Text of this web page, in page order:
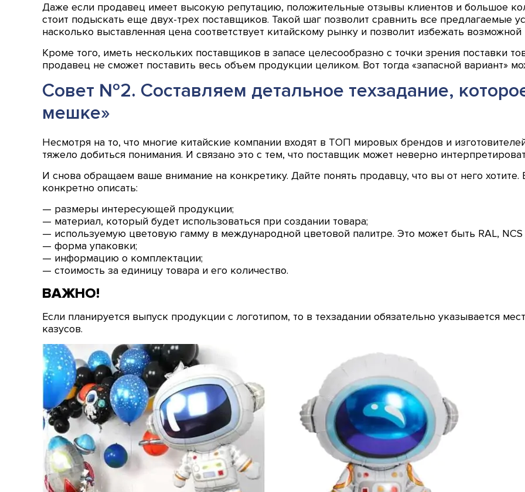
Даже если продавец имеет высокую репутацию, положительные отзывы клиентов и большое
стоит подыскать еще двух-трех поставщиков. Такой шаг позволит сравнить все предлагаемые
насколько выставленная цена соответствует китайскому рынку и позволит избежать возможной
Кроме того, иметь нескольких поставщиков в запасе целесообразно с точки зрения поставки
продавец не сможет поставить весь объем продукции целиком. Вот тогда «запасной вариант»
Совет №2. Составляем детальное техзадание,
мешке»
Несмотря на то, что многие китайские компании входят в ТОП мировых брендов и
тяжело добиться понимания. И связано это с тем, что поставщик может неверно
И снова обращаем ваше внимание на конкретику. Дайте понять продавцу, что вы от него
конкретно описать:
— размеры интересующей продукции;
— материал, который будет использоваться при создании товара;
— используемую цветовую гамму в международной цветовой палитре. Это может быть RAL, NCS
— форма упаковки;
— информацию о комплектации;
— стоимость за единицу товара и его количество.
ВАЖНО!
Если планируется выпуск продукции с логотипом, то в техзадании обязательно указывается
казусов.